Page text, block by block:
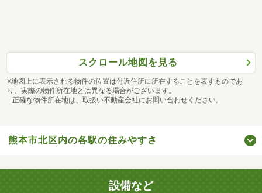
スクロール地図を見る
※地図上に表示される物件の位置は付近住所に所在することを表すものであ
り、実際の物件所在地とは異なる場合がございます。
正確な物件所在地は、取扱い不動産会社にお問い合わせください。
熊本市北区内の各駅の住みやすさ
設備など